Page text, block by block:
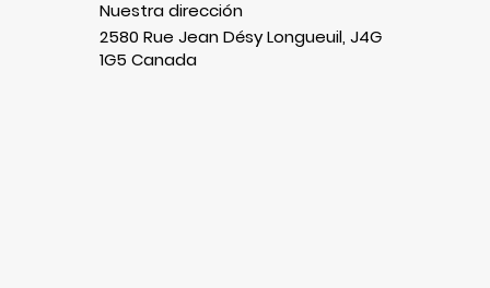
Nuestra dirección
2580 Rue Jean Désy Longueuil, J4G
1G5 Canada